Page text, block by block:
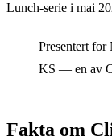
Lunch-serie i mai
Presentert
KS — en av
Fakta om